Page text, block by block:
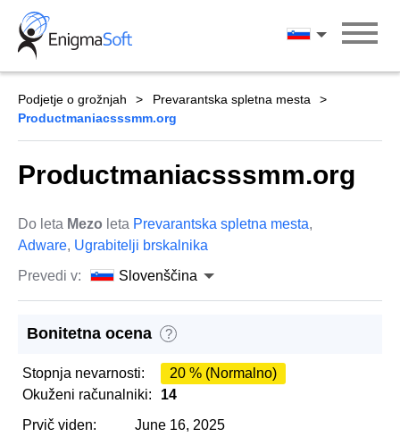
Skip
content
Slovenščina
Podjetje o grožnjah
Prevarantska spletna mesta
Productmaniacsssmm.org
Productmaniacsssmm.org
Do leta Mezo leta Prevarantska spletna mesta,
Adware, Ugrabitelji brskalnika
Prevedi v:
Slovenščina
Bonitetna ocena ?
Stopnja nevarnosti:
20 % (Normalno)
Okuženi računalniki:
14
Prvič viden:
June 16, 2025